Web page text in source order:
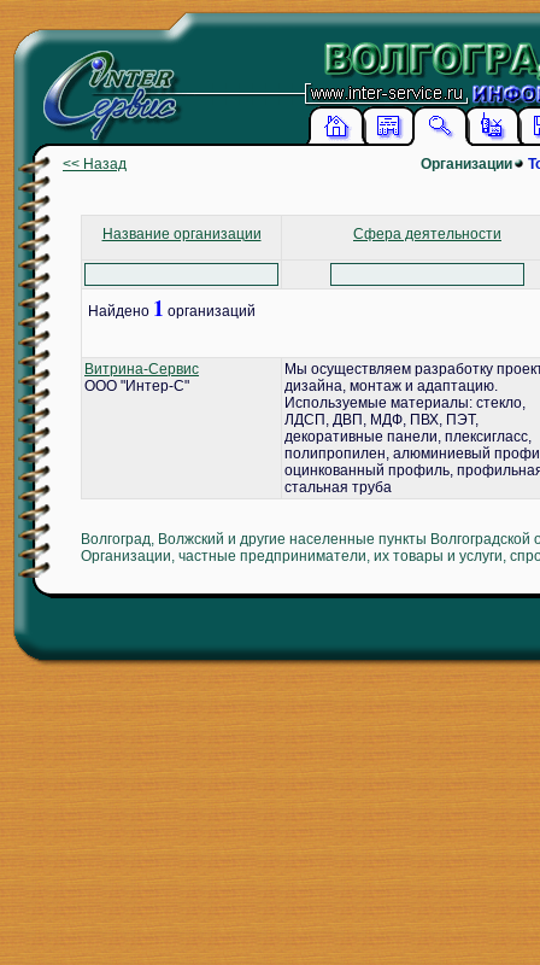
<< Назад Организации
Название организации Сфера деятельности
Найдено 1 организаций
Витрина-Сервис
ООО "Интер-С"
Мы осуществляем разработку
дизайна, монтаж и адаптацию.
Используемые материалы: стекло,
ЛДСП, ДВП, МДФ, ПВХ, ПЭТ,
декоративные панели, плексигласс,
полипропилен, алюминиевый
оцинкованный профиль,
стальная труба
Волгоград, Волжский и другие населенные пункты Волгоградской
Организации, частные предприниматели, их товары и услуги,